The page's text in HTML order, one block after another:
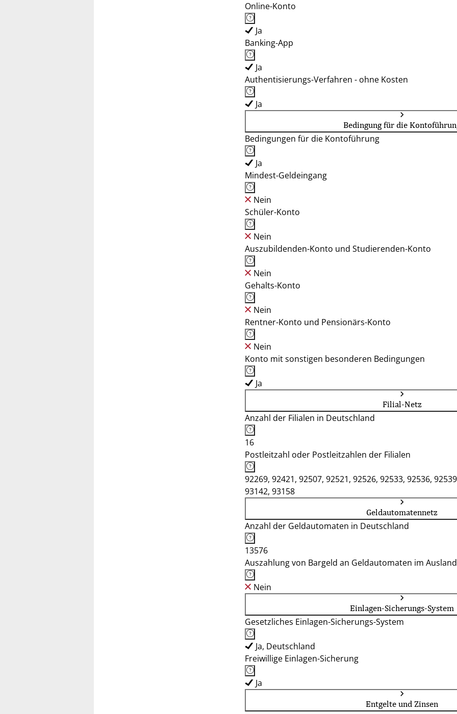
Online-Konto
Ja
Banking-App
Ja
Authentisierungs-Verfahren - ohne Kosten
Ja
Bedingung für die
Bedingungen für die Kontoführung
Ja
Mindest-Geldeingang
Nein
Schüler-Konto
Nein
Auszubildenden-Konto und Studierenden-Konto
Nein
Gehalts-Konto
Nein
Rentner-Konto und Pensionärs-Konto
Nein
Konto mit sonstigen besonderen Bedingungen
Ja
Filial-Netz
Anzahl der Filialen in Deutschland
16
Postleitzahl oder Postleitzahlen der Filialen
92269, 92421, 92507, 92521, 92526, 92533, 92536,
93142, 93158
Geldautomatennetz
Anzahl der Geldautomaten in Deutschland
13576
Auszahlung von Bargeld an Geldautomaten im
Nein
Einlagen-Sicherungs-System
Gesetzliches Einlagen-Sicherungs-System
Ja, Deutschland
Freiwillige Einlagen-Sicherung
Ja
Entgelte und Zinsen